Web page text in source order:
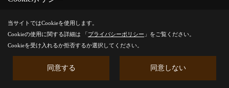
Copyright (c) HShome. All Rights Reserved.
Produced byゴデスクリエイト
当サイトではCookieを使用します。
Cookieの使用に関する詳細は 「プライバシーポリシー 」をご覧ください。
Cookieを受け入れるか拒否するか選択してください。
同意する 同意しない